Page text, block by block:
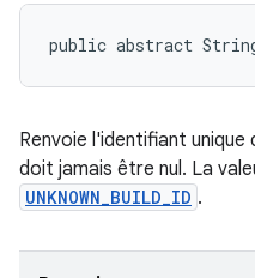
public abstract
Renvoie l'identifiant
doit jamais être nul. La
UNKNOWN_BUILD_ID .